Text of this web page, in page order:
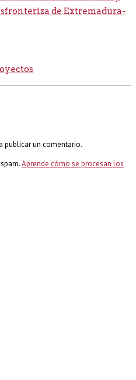
de Extremadura-
publicar un comentario.
Aprende cómo se procesan los